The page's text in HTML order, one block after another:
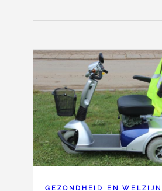
GEZONDHEID EN WELZIJN